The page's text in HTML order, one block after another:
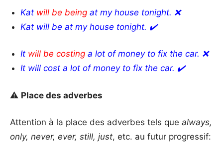
Kat will be being at my house tonight. ❌
Kat will be at my house tonight. ✔️
It will be costing a lot of money to fix the car. ❌
It will cost a lot of money to fix the car. ✔️
⚠️ Place des adverbes
Attention à la place des adverbes tels que always,
only, never, ever, still, just, etc. au futur progressif: